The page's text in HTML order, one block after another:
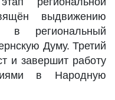
выдвижению
в региональный
Думу. Третий
и завершит работу
в Народную